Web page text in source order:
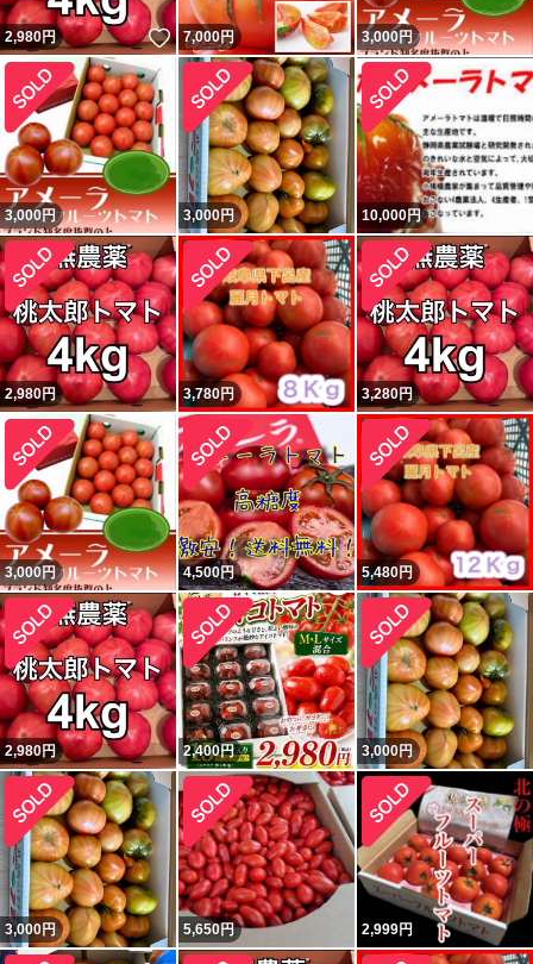
2,980円 いいね！
7,000円 3,000円
3,000円 3,000円 10,000円
2,980円 3,780円 3,280円
3,000円 4,500円 5,480円
2,980円 2,400円 3,000円
3,000円 5,650円 2,999円